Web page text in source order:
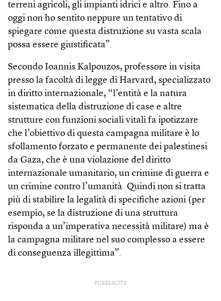
terreni agricoli, gli impianti idrici e altro. Fino a
oggi non ho sentito neppure un tentativo di
spiegare come questa distruzione su vasta scala
possa essere giustificata”.
Secondo Ioannis Kalpouzos, professore in visita
presso la facoltà di legge di Harvard, specializzato
in diritto internazionale, “l’entità e la natura
sistematica della distruzione di case e altre
strutture con funzioni sociali vitali fa ipotizzare
che l’obiettivo di questa campagna militare è lo
sfollamento forzato e permanente dei palestinesi
da Gaza, che è una violazione del diritto
internazionale umanitario, un crimine di guerra e
un crimine contro l’umanità. Quindi non si tratta
più di stabilire la legalità di specifiche azioni (per
esempio, se la distruzione di una struttura
risponda a un’imperativa necessità militare) ma è
la campagna militare nel suo complesso a essere
di conseguenza illegittima”.
PUBBLICITÀ